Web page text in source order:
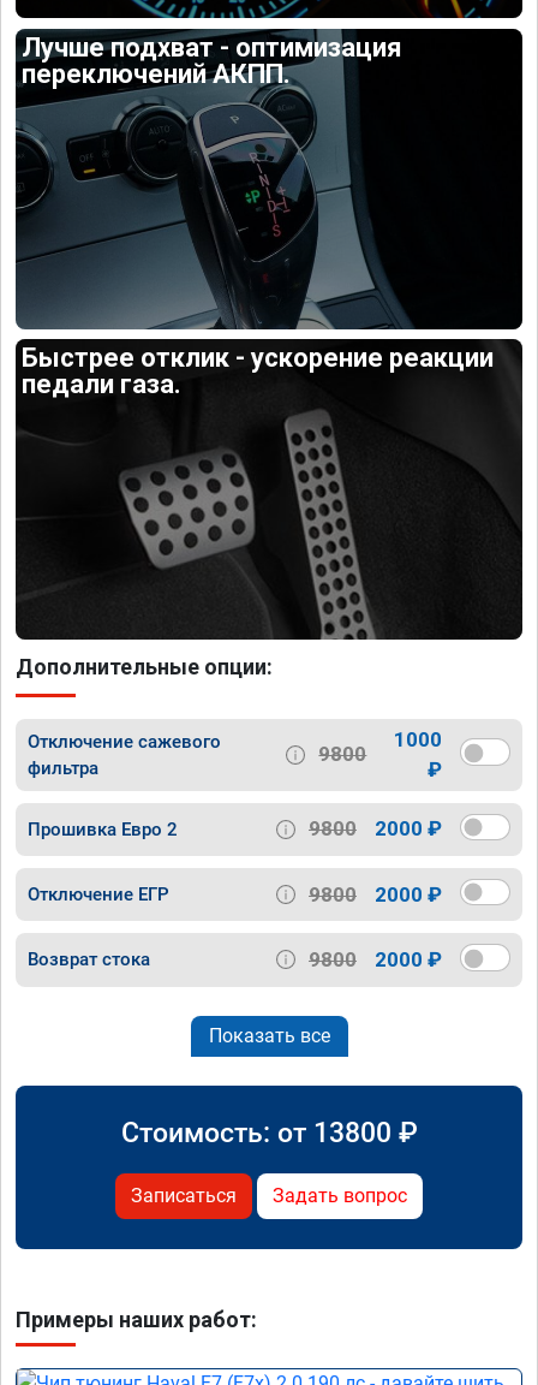
Лучше подхват - оптимизация
переключений АКПП.
Быстрее отклик - ускорение реакции
педали газа.
Дополнительные опции:
Отключение сажевого
фильтра
9800
1000
₽
Прошивка Евро 2 9800 2000 ₽
Отключение ЕГР 9800 2000 ₽
Возврат стока 9800 2000 ₽
Показать все
Стоимость: от 13800 ₽
Записаться Задать вопрос
Примеры наших работ: